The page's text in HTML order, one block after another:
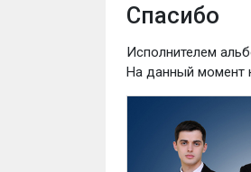
Спасибо
Исполнителем
На данный момент